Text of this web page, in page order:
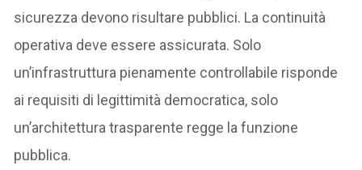
sicurezza devono risultare pubblici. La continuità
operativa deve essere assicurata. Solo
un’infrastruttura pienamente controllabile risponde
ai requisiti di legittimità democratica, solo
un’architettura trasparente regge la funzione
pubblica.